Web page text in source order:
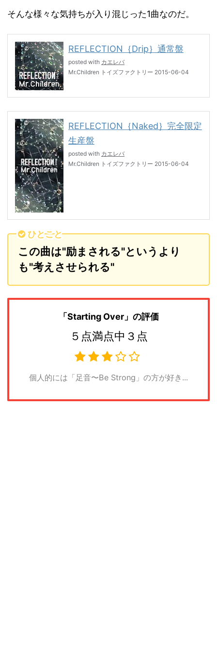
そんな様々な気持ちが入り混じった1曲なのだ。
REFLECTION｛Drip｝通常盤
posted with カエレバ
Mr.Children トイズファクトリー 2015-06-04
REFLECTION｛Naked｝完全限定
生産盤
posted with カエレバ
Mr.Children トイズファクトリー 2015-06-04
ひとこと
この曲は"励まされる"というより
も"考えさせられる"
「Starting Over」の評価
５点満点中３点
個人的には「足音〜Be Strong」の方が好き...